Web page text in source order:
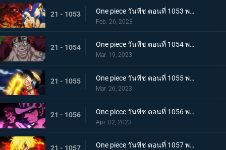
21 - 1053 One piece วันพีช ตอนที่ 1053 พากย์ไทย ซันจิกลายพันธุ์ แขนทั้ง 2 เจอวิกฤติ!
Feb. 26, 2023
21 - 1054 One piece วันพีช ตอนที่ 1054 พากย์ไทย คู่หูต้องตาย! เดิมพันมรณะของคิลเลอร์
Mar. 19, 2023
21 - 1055 One piece วันพีช ตอนที่ 1055 พากย์ไทย ร่างเงาดึงเชือก! โอนิกาชิมะในเปลวเพลิง
Mar. 26, 2023
21 - 1056 One piece วันพีช ตอนที่ 1056 พากย์ไทย การโต้กลับ! ท่าผสานของคิดกับลอว์โต้กลับ
Apr. 02, 2023
21 - 1057 One piece วันพีช ตอนที่ 1057 พากย์ไทย เพื่อลูฟี่ คำสาบานของซันจิกับโซโร